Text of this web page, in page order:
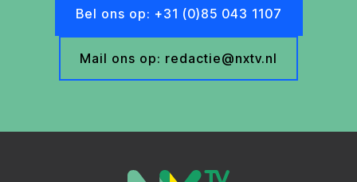
Bel ons op: +31 (0)85 043 1107
Mail ons op: redactie@nxtv.nl